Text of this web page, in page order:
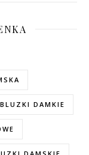
BLUZKI DAMKIE